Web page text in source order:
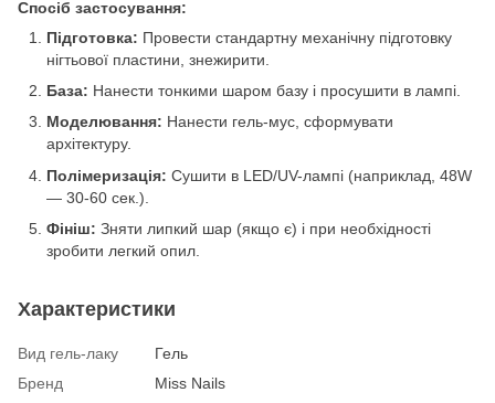
Спосіб застосування:
Підготовка: Провести стандартну механічну підготовку
нігтьової пластини, знежирити.
База: Нанести тонкими шаром базу і просушити в лампі.
Моделювання: Нанести гель-мус, сформувати
архітектуру.
Полімеризація: Сушити в LED/UV-лампі (наприклад, 48W
— 30-60 сек.).
Фініш: Зняти липкий шар (якщо є) і при необхідності
зробити легкий опил.
Характеристики
Вид гель-лаку
Гель
Бренд
Miss Nails